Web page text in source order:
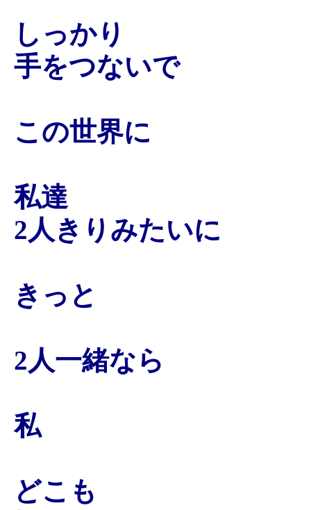
しっかり
手をつないで
この世界に
私達
2人きりみたいに
きっと
2人一緒なら
私
どこも